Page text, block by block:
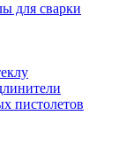
для сварки
пистолетов